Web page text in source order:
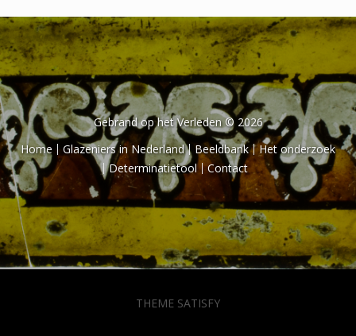
Publicaties
Over de onderzoeker
Literatuurlijst
Gebrand op het Verleden © 2026
Home
Glazeniers in Nederland Beeldbank
Het onderzoek
Determinatietool
Contact
THEME SATISFY